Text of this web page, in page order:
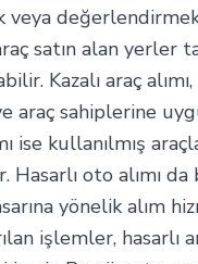
veya
satın alan yerler
Kazalı araç
araç sahiplerine
ise kullanılmış
Hasarlı oto alımı
yönelik alım
işlemler, hasarlı